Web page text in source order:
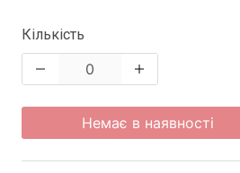
Кількість
Немає в наявності